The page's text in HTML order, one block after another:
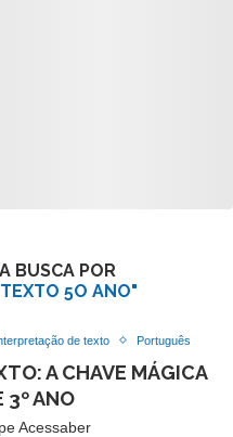
BUSCA POR
5O ANO"
de texto Português
A CHAVE MÁGICA
3º ANO
Acessaber